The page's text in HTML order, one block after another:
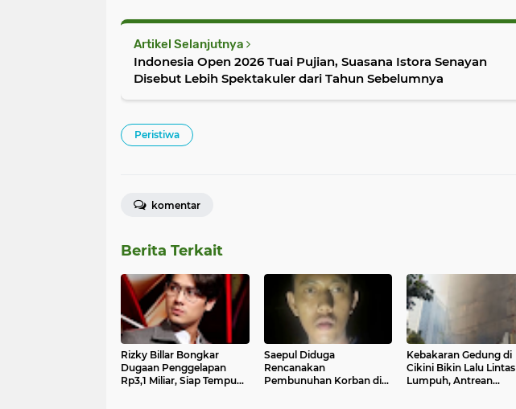
Artikel Selanjutnya
Indonesia Open 2026 Tuai Pujian, Suasana Istora Senayan
Disebut Lebih Spektakuler dari Tahun Sebelumnya
Peristiwa
komentar
Berita Terkait
Rizky Billar Bongkar
Dugaan Penggelapan
Rp3,1 Miliar, Siap Tempuh
Saepul Diduga
Rencanakan
Pembunuhan Korban di
Kebakaran Gedung di
Cikini Bikin Lalu Lintas
Lumpuh, Antrean